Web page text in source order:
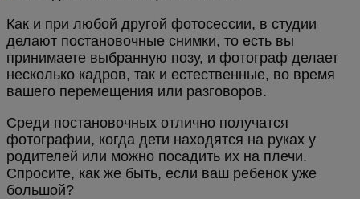
Как и при любой другой фотосессии, в студии
делают постановочные снимки, то есть вы
принимаете выбранную позу, и фотограф делает
несколько кадров, так и естественные, во время
вашего перемещения или разговоров.
Среди постановочных отлично получатся
фотографии, когда дети находятся на руках у
родителей или можно посадить их на плечи.
Спросите, как же быть, если ваш ребенок уже
большой?